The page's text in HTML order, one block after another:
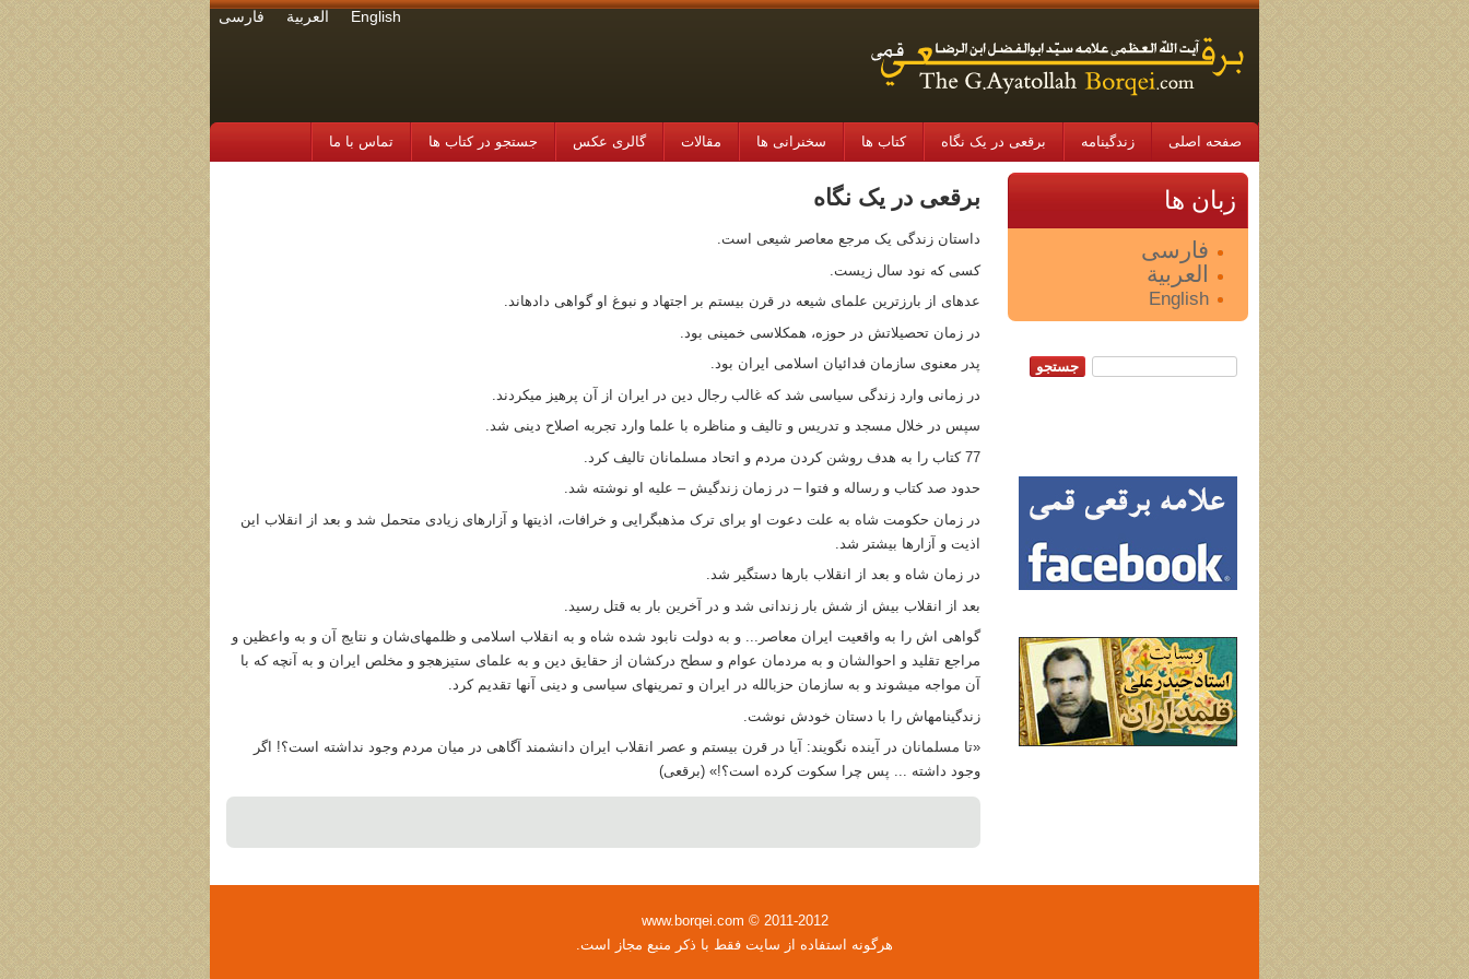
English العربية فارسی
صفحه اصلی زندگینامه برقعی در یک نگاه کتاب ها سخنرانی ها مقالات گالری عکس جستجو در کتاب ها تماس با ما
زبان ها
فارسی
العربية
English
برقعی در یک نگاه
داستان زندگی یک مرجع معاصر شیعی است.
کسی که نود سال زیست.
عده‏ای از بارزترین علمای شیعه در قرن بیستم بر اجتهاد و نبوغ او گواهی داده‏اند.
در زمان تحصیلاتش در حوزه، همکلاسی خمینی بود.
پدر معنوی سازمان فدائیان اسلامی ایران بود.
در زمانی وارد زندگی سیاسی شد که غالب رجال دین در ایران از آن پرهیز می‏کردند.
سپس در خلال مسجد و تدریس و تالیف و مناظره با علما وارد تجربه اصلاح دینی شد.
77 کتاب را به هدف روشن کردن مردم و اتحاد مسلمانان تالیف کرد.
حدود صد کتاب و رساله و فتوا – در زمان زندگیش – علیه او نوشته شد.
در زمان حکومت شاه به علت دعوت او برای ترک مذهب‏گرایی و خرافات، اذیتها و آزارهای زیادی متحمل شد و بعد از انقلاب این
اذیت و آزارها بیشتر شد.
در زمان شاه و بعد از انقلاب بارها دستگیر شد.
بعد از انقلاب بیش از شش بار زندانی شد و در آخرین بار به قتل رسید.
گواهی اش را به واقعیت ایران معاصر... و به دولت نابود شده شاه و به انقلاب اسلامی و ظلمهای‌شان و نتایج آن و به واعظین و
مراجع تقلید و احوالشان و به مردمان عوام و سطح درکشان از حقایق دین و به علمای ستیزه‏جو و مخلص ایران و به آنچه که با
آن مواجه می‏شوند و به سازمان حزب‏الله در ایران و تمرینهای سیاسی و دینی آنها تقدیم کرد.
زندگینامه‏اش را با دستان خودش نوشت.
«تا مسلمانان در آینده نگویند: آیا در قرن بیستم و عصر انقلاب ایران دانشمند آگاهی در میان مردم وجود نداشته است؟! اگر
وجود داشته ... پس چرا سکوت کرده است؟!» (برقعی)
www.borqei.com © 2011-2012
هرگونه استفاده از سایت فقط با ذکر منبع مجاز است.